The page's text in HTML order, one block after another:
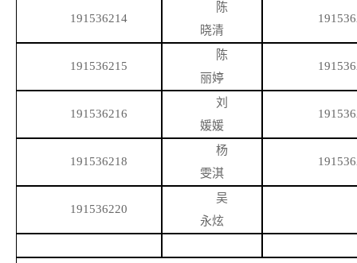
191536214
陈
晓清
191536215
陈
丽婷
191536216
刘
媛媛
191536218
杨
雯淇
191536220
吴
永炫